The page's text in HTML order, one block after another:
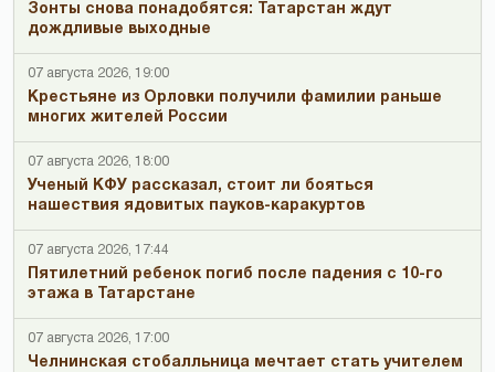
Зонты снова понадобятся: Татарстан ждут
дождливые выходные
07 августа 2026, 19:00
Крестьяне из Орловки получили фамилии раньше
многих жителей России
07 августа 2026, 18:00
Ученый КФУ рассказал, стоит ли бояться
нашествия ядовитых пауков-каракуртов
07 августа 2026, 17:44
Пятилетний ребенок погиб после падения с 10-го
этажа в Татарстане
07 августа 2026, 17:00
Челнинская стобалльница мечтает стать учителем